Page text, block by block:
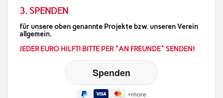
3. SPENDEN
für unsere oben genannte Projekte bzw. unseren Verein
allgemein.
JEDER EURO HILFT! BITTE PER "AN FREUNDE" SENDEN!